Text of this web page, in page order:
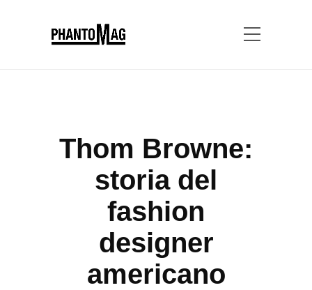
Thom Browne:
storia del
fashion
designer
americano